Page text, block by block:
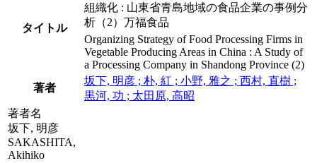
タイトル
組織化 : 山東省青島地域の食品企業の事例分
析（2）万福食品
Organizing Strategy of Food Processing Firms in
Vegetable Producing Areas in China : A Study of
a Processing Company in Shandong Province (2)
著者
坂下, 明彦 ; 朴, 紅 ; 小野, 雅之 ; 西村, 直樹 ;
黒河, 功 ; 太田原, 高昭
著者名
坂下, 明彦
SAKASHITA,
Akihiko